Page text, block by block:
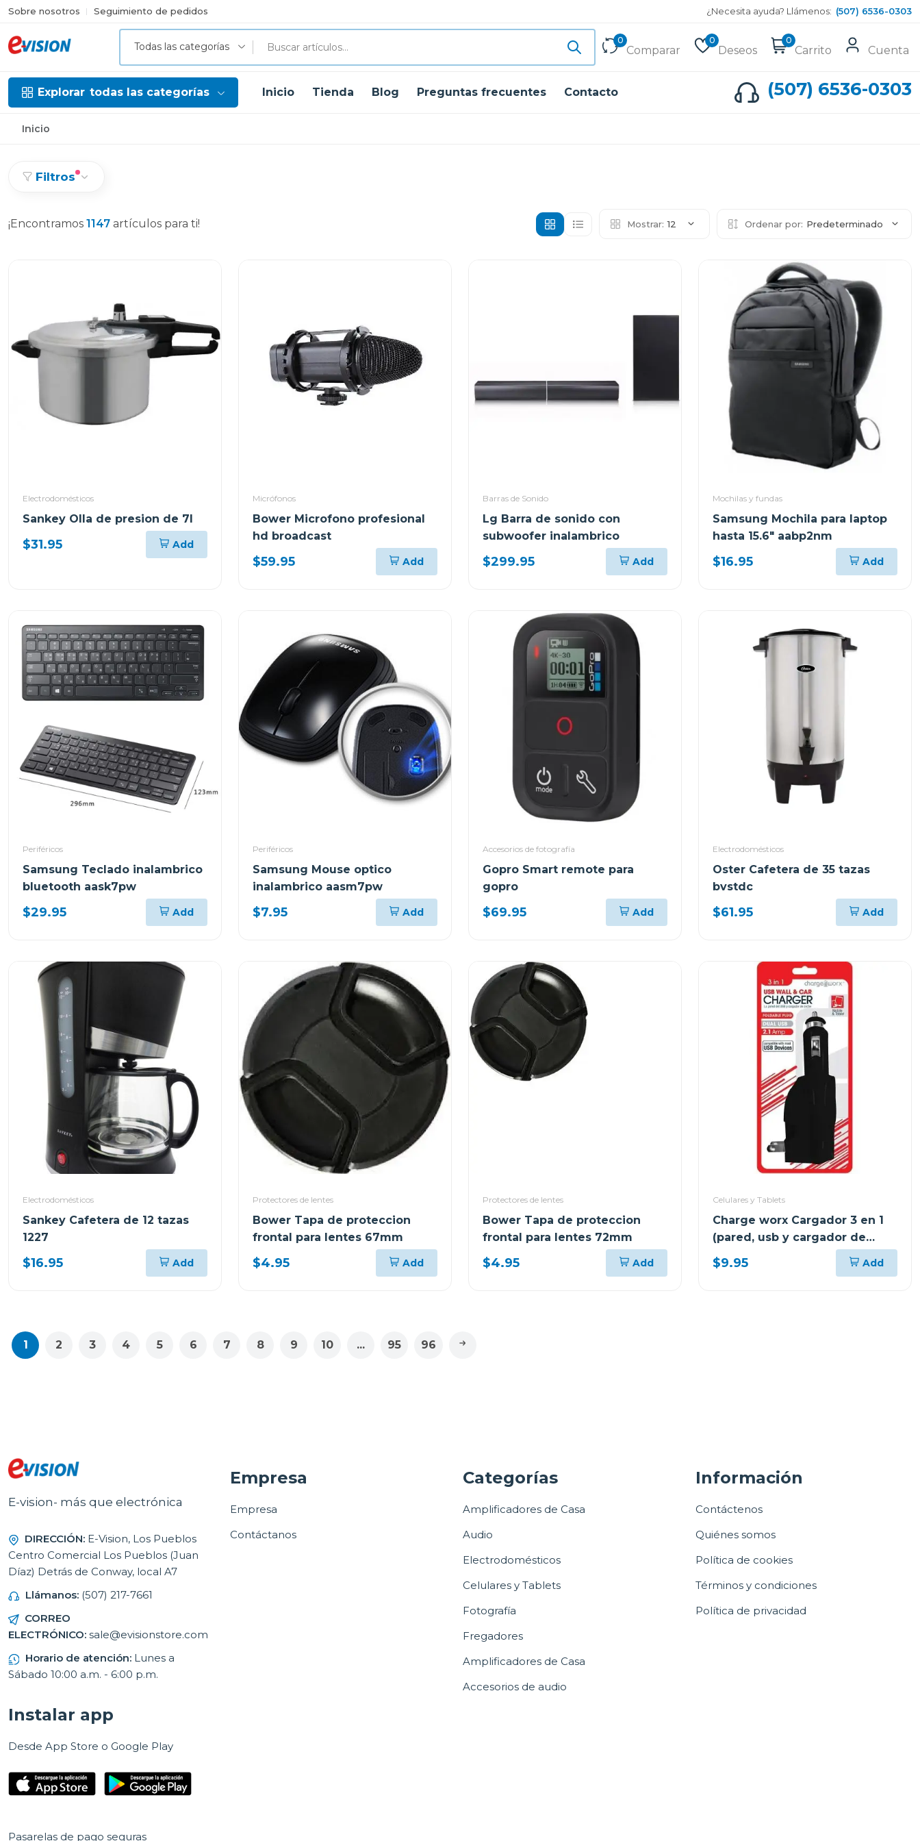
Sobre nosotros Seguimiento de pedidos ¿Necesita ayuda? Llámenos: (507) 6536-0303
Todas las categorías
0
Comparar
0
Deseos
0
Carrito Cuenta
Explorar todas las categorías Inicio Tienda Blog Preguntas frecuentes Contacto (507) 6536-0303
Inicio
Filtros
¡Encontramos 1147 artículos para ti! Mostrar: 12 Ordenar por: Predeterminado
Electrodomésticos
Sankey Olla de presion de 7l
$31.95 Add
Micrófonos
Bower Microfono profesional
hd broadcast
$59.95 Add
Barras de Sonido
Lg Barra de sonido con
subwoofer inalambrico
$299.95 Add
Mochilas y fundas
Samsung Mochila para laptop
hasta 15.6" aabp2nm
$16.95 Add
Periféricos
Samsung Teclado inalambrico
bluetooth aask7pw
$29.95 Add
Periféricos
Samsung Mouse optico
inalambrico aasm7pw
$7.95 Add
Accesorios de fotografía
Gopro Smart remote para
gopro
$69.95 Add
Electrodomésticos
Oster Cafetera de 35 tazas
bvstdc
$61.95 Add
Electrodomésticos
Sankey Cafetera de 12 tazas
1227
$16.95 Add
Protectores de lentes
Bower Tapa de proteccion
frontal para lentes 67mm
$4.95 Add
Protectores de lentes
Bower Tapa de proteccion
frontal para lentes 72mm
$4.95 Add
Celulares y Tablets
Charge worx Cargador 3 en 1
(pared, usb y cargador de
coche) cx3025
$9.95 Add
1 2 3 4 5 6 7 8 9 10 ... 95 96
E-vision- más que electrónica
DIRECCIÓN: E-Vision, Los Pueblos
Centro Comercial Los Pueblos (Juan
Díaz) Detrás de Conway, local A7
Llámanos: (507) 217-7661
CORREO
ELECTRÓNICO: sale@evisionstore.com
Horario de atención: Lunes a
Sábado 10:00 a.m. - 6:00 p.m.
Empresa
Empresa
Contáctanos
Categorías
Amplificadores de Casa
Audio
Electrodomésticos
Celulares y Tablets
Fotografía
Fregadores
Amplificadores de Casa
Accesorios de audio
Información
Contáctenos
Quiénes somos
Política de cookies
Términos y condiciones
Política de privacidad
Instalar app
Desde App Store o Google Play
Pasarelas de pago seguras